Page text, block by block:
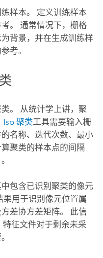
样本。 定义训练样本
。 通常情况下，栅格
背景，并在生成训练样
考。
。 从统计学上讲，聚
Iso 聚类工具需要输入栅
名称、迭代次数、最小
聚类的样本点的间隔
包含已识别聚类的像元
用于识别像元位置属
差协方差矩阵。 此信
特征文件对于剩余未采